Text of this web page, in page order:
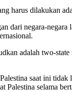
harus dilakukan
dari negara-
adalah two-
saat ini
Palestina selama